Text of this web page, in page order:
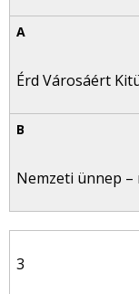
Érd Városáért
Nemzeti ünnep –
3